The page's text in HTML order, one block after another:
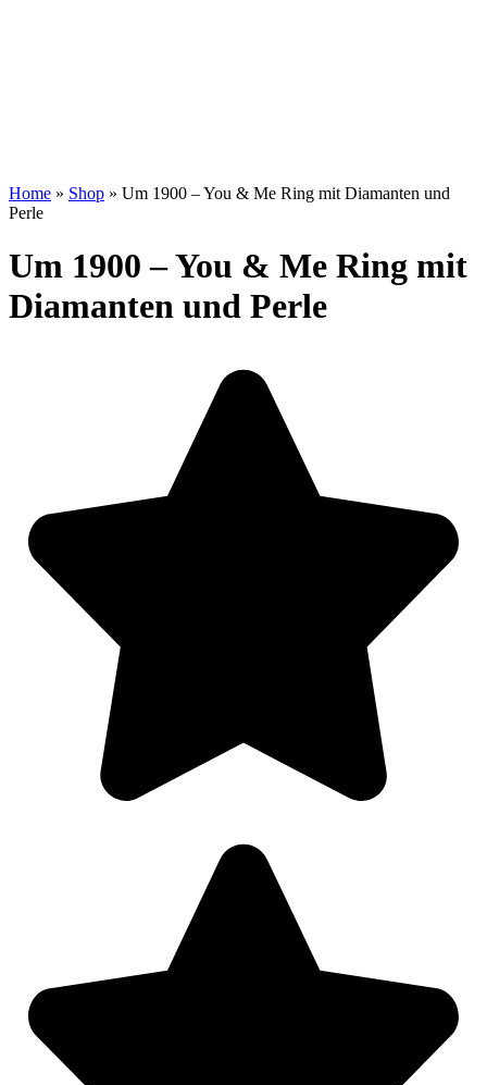
Home » Shop » Um 1900 – You & Me Ring mit Diamanten und
Perle
Um 1900 – You & Me Ring mit
Diamanten und Perle